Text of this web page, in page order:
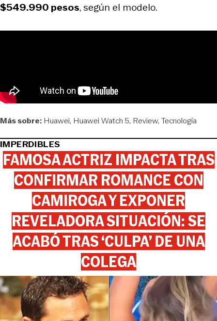
$549.990 pesos, según el modelo.
Más sobre: Huawei Huawei Watch 5 Review Tecnología
IMPERDIBLES
FAMOSA ACTRIZ IMPACTA TRAS
CONFIRMAR ROMANCE CON
CAMIROGA Y EXPONER
REVELADORA SITUACIÓN: SE
ACABÓ TRAS ‘CULPA’ DE UNA
COLEGA